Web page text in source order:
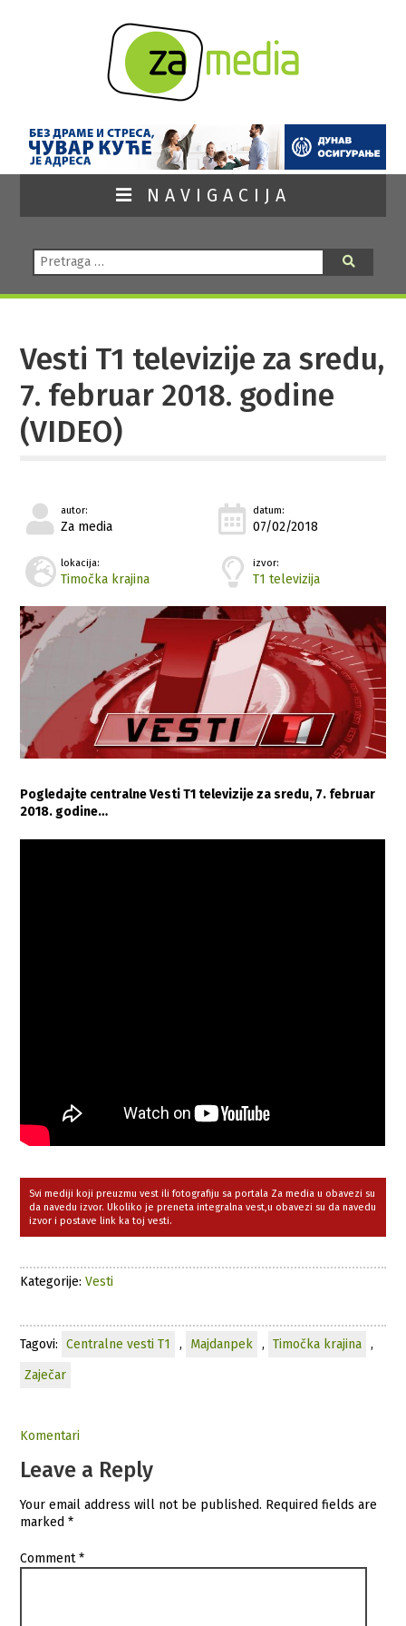
NAVIGACIJA
Pretraga:
Vesti T1 televizije za sredu,
7. februar 2018. godine
(VIDEO)
autor:
Za media
datum:
07/02/2018
lokacija:
Timočka krajina
izvor:
T1 televizija
Pogledajte centralne Vesti T1 televizije za sredu, 7. februar
2018. godine…
Svi mediji koji preuzmu vest ili fotografiju sa portala Za media u obavezi su
da navedu izvor. Ukoliko je preneta integralna vest,u obavezi su da navedu
izvor i postave link ka toj vesti.
Kategorije:Vesti
Tagovi: Centralne vesti T1 , Majdanpek , Timočka krajina
,
Zaječar
Komentari
Leave a Reply
Your email address will not be published. Required fields are
marked*
Comment*